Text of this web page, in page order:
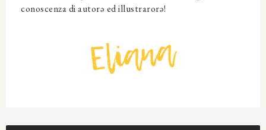
conoscenza di autorə ed illustrarorə!